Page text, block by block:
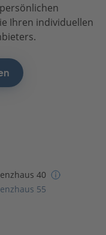
Ihren individuellen
40
55